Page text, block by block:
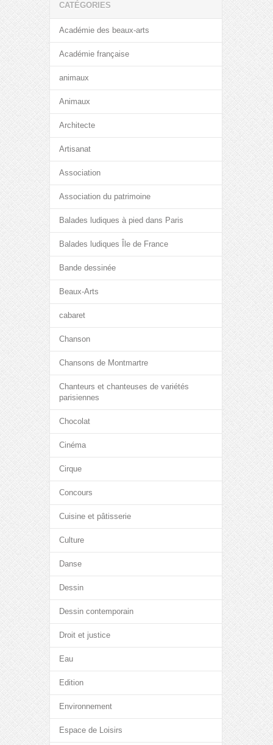
CATÉGORIES
Académie des beaux-arts
Académie française
animaux
Animaux
Architecte
Artisanat
Association
Association du patrimoine
Balades ludiques à pied dans Paris
Balades ludiques Île de France
Bande dessinée
Beaux-Arts
cabaret
Chanson
Chansons de Montmartre
Chanteurs et chanteuses de variétés
parisiennes
Chocolat
Cinéma
Cirque
Concours
Cuisine et pâtisserie
Culture
Danse
Dessin
Dessin contemporain
Droit et justice
Eau
Edition
Environnement
Espace de Loisirs